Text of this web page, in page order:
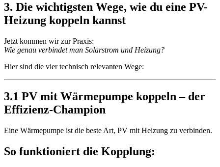
3. Die wichtigsten Wege, wie du eine PV-
Heizung koppeln kannst
Jetzt kommen wir zur Praxis:
Wie genau verbindet man Solarstrom und Heizung?
Hier sind die vier technisch relevanten Wege:
3.1 PV mit Wärmepumpe koppeln – der
Effizienz-Champion
Eine Wärmepumpe ist die beste Art, PV mit Heizung zu verbinden.
So funktioniert die Kopplung: